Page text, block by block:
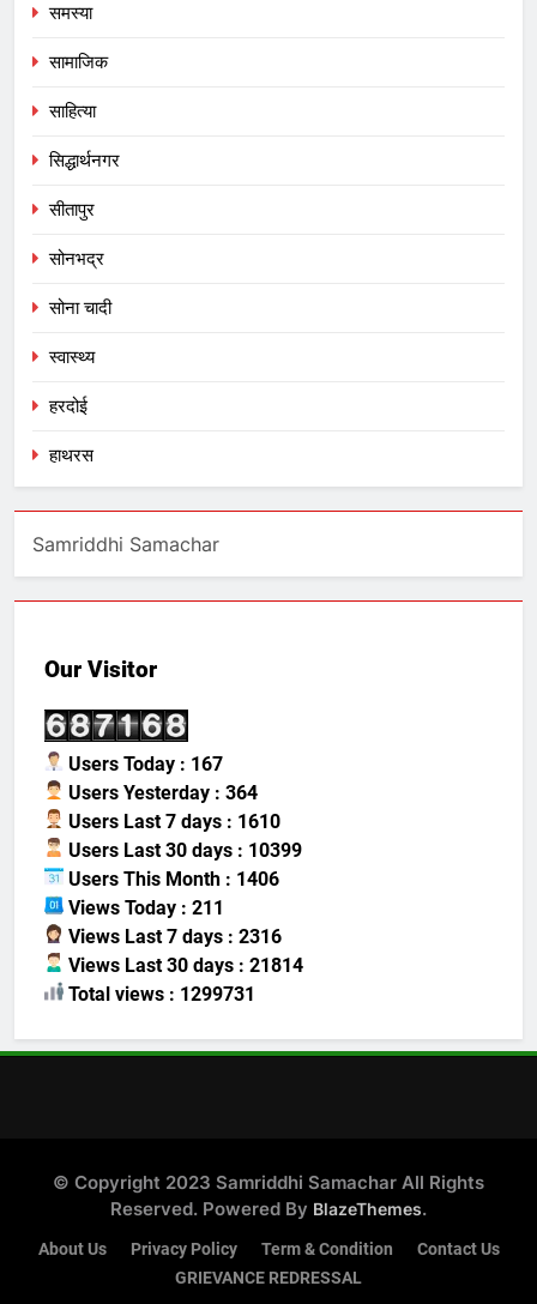
समस्या
सामाजिक
साहित्या
सिद्धार्थनगर
सीतापुर
सोनभद्र
सोना चादी
स्वास्थ्य
हरदोई
हाथरस
Samriddhi Samachar
Our Visitor
Users Today : 167
Users Yesterday : 364
Users Last 7 days : 1610
Users Last 30 days : 10399
Users This Month : 1406
Views Today : 211
Views Last 7 days : 2316
Views Last 30 days : 21814
Total views : 1299731
© Copyright 2023 Samriddhi Samachar All Rights
Reserved. Powered By BlazeThemes.
About Us Privacy Policy Term & Condition
Contact Us
GRIEVANCE REDRESSAL